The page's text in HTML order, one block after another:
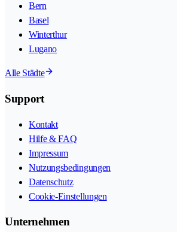
Bern
Basel
Winterthur
Lugano
Alle Städte
Support
Kontakt
Hilfe & FAQ
Impressum
Nutzungsbedingungen
Datenschutz
Cookie-Einstellungen
Unternehmen